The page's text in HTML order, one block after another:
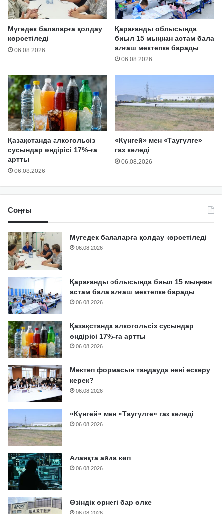
Мүгедек балаларға қолдау
көрсетіледі
06.08.2026
Қарағанды облысында
биыл 15 мыңнан астам бала
алғаш мектепке барады
06.08.2026
Қазақстанда алкогольсіз
сусындар өндірісі 17%-ға
артты
06.08.2026
«Күнгей» мен «Таугүлге»
газ келеді
06.08.2026
Соңғы
Мүгедек балаларға қолдау көрсетіледі
06.08.2026
Қарағанды облысында биыл 15 мыңнан
астам бала алғаш мектепке барады
06.08.2026
Қазақстанда алкогольсіз сусындар
өндірісі 17%-ға артты
06.08.2026
Мектеп формасын таңдауда нені ескеру
керек?
06.08.2026
«Күнгей» мен «Таугүлге» газ келеді
06.08.2026
Алаяқта айла көп
06.08.2026
Өзіндік өрнегі бар өлке
06.08.2026